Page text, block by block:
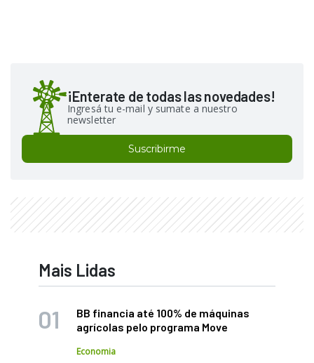
¡Enterate de todas las novedades!
Ingresá tu e-mail y sumate a nuestro
newsletter
Suscribirme
Mais Lidas
BB financia até 100% de máquinas
agrícolas pelo programa Move
Economia